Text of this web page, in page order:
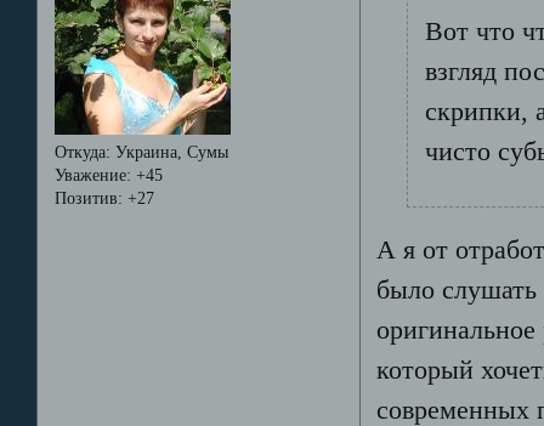
Откуда: Украина, Сумы
Уважение: +45
Позитив: +27
Вот что
взгляд
скрипки,
чисто
А я от
было слушать
который
современных